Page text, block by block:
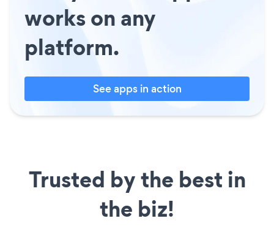
works on any
platform.
See apps in action
Trusted by the best in
the biz!